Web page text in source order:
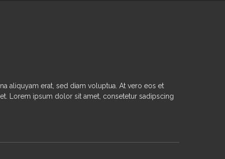
aliquyam erat, sed diam voluptua. At vero eos et
Lorem ipsum dolor sit amet, consetetur sadipscing